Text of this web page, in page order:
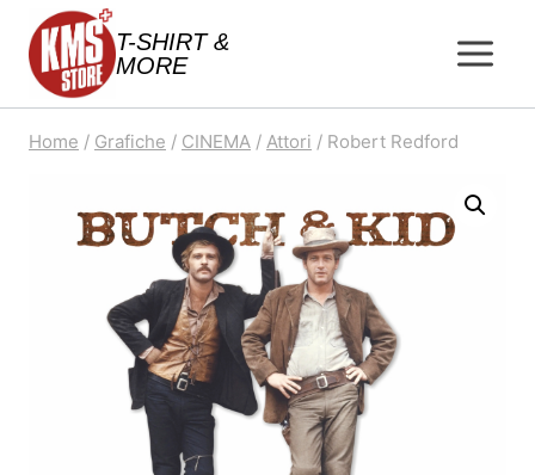
Salta
contenuto
T-SHIRT &
MORE
Home / Grafiche / CINEMA / Attori / Robert Redford